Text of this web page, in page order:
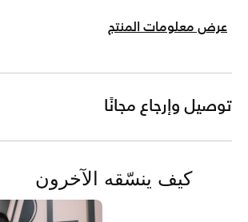
عرض معلومات المنتج
توصيل وإرجاع مجانًا